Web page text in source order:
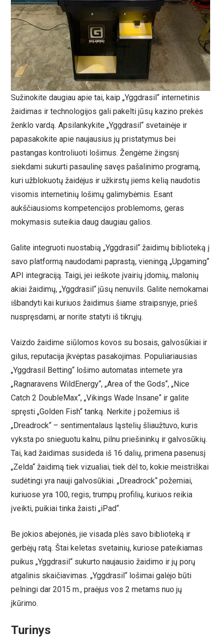
Sužinokite daugiau apie tai, kaip „Yggdrasil“ internetinis
žaidimas ir technologijos gali pakelti jūsų kazino prekės
ženklo vardą. Apsilankykite „Yggdrasil“ svetainėje ir
papasakokite apie naujausius jų pristatymus bei
pastangas kontroliuoti lošimus. Žengėme žingsnį
siekdami sukurti pasaulinę savęs pašalinimo programą,
kuri užblokuotų žaidėjus ir užkirstų jiems kelią naudotis
visomis internetinių lošimų galimybėmis. Esant
aukščiausioms kompetencijos problemoms, geras
mokymasis suteikia daug daugiau galios.
Galite integruoti nuostabią „Yggdrasil“ žaidimų biblioteką į
savo platformą naudodami paprastą, vieningą „Upgaming“
API integraciją. Taigi, jei ieškote įvairių įdomių, malonių
akiai žaidimų, „Yggdrasil“ jūsų nenuvils. Galite nemokamai
išbandyti kai kuriuos žaidimus šiame straipsnyje, prieš
nuspręsdami, ar norite statyti iš tikrųjų.
Vaizdo žaidime siūlomos kovos su bosais, galvosūkiai ir
gilus, reputacija įkvėptas pasakojimas. Populiariausias
„Yggdrasil Betting“ lošimo automatas internete yra
„Ragnaravens WildEnergy“, „Area of ​​the Gods“, „Nice
Catch 2 DoubleMax“, „Vikings Wade Insane“ ir galite
spręsti „Golden Fish“ tanką. Nerkite į požemius iš
„Dreadrock“ – sentimentalaus ląstelių šliaužtuvo, kuris
vyksta po snieguotu kalnu, pilnu priešininkų ir galvosūkių.
Tai, kad žaidimas susideda iš 16 dalių, primena pasenusį
„Zelda“ žaidimą tiek vizualiai, tiek dėl to, kokie meistriškai
sudėtingi yra nauji galvosūkiai. „Dreadrock“ požemiai,
kuriuose yra 100, regis, trumpų profilių, kuriuos reikia
įveikti, puikiai tinka žaisti „iPad“.
Be jokios abejonės, jie visada plės savo biblioteką ir
gerbėjų ratą. Štai keletas svetainių, kuriose pateikiamas
puikus „Yggdrasil“ sukurto naujausio žaidimo ir jų porų
atgalinis skaičiavimas. „Yggdrasil“ lošimai galėjo būti
pelningi dar 2015 m., praėjus vos 2 metams nuo jų
įkūrimo.
Turinys